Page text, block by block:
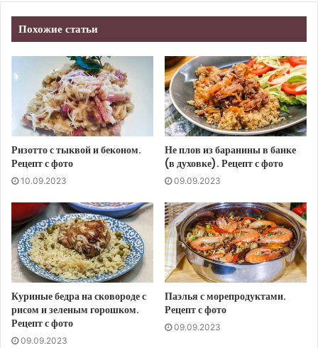
Похожие статьи
Ризотто с тыквой и беконом.
Рецепт с фото
10.09.2023
Не плов из баранины в банке
(в духовке). Рецепт с фото
09.09.2023
Куриные бедра на сковороде с
рисом и зеленым горошком.
Рецепт с фото
09.09.2023
Паэлья с морепродуктами.
Рецепт с фото
09.09.2023